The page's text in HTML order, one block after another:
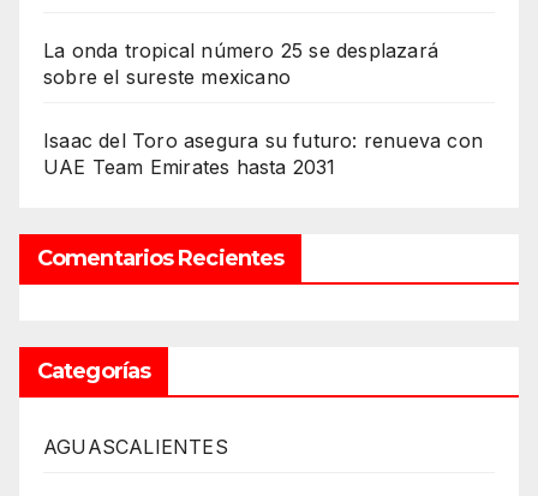
La onda tropical número 25 se desplazará
sobre el sureste mexicano
Isaac del Toro asegura su futuro: renueva con
UAE Team Emirates hasta 2031
Comentarios Recientes
Categorías
AGUASCALIENTES